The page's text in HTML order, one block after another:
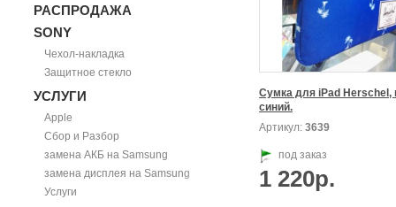
РАСПРОДАЖА
SONY
Чехол-накладка
Защитное стекло
УСЛУГИ
Apple
Сбор и Разбор
замена АКБ на Samsung
замена дисплея на Samsung
Услуги
Сумка для iPad Herschel,
синий.
Артикул: 3639
под заказ
1 220р.